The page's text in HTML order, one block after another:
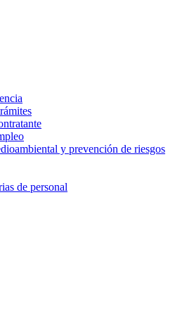
y prevención de riesgos
de personal